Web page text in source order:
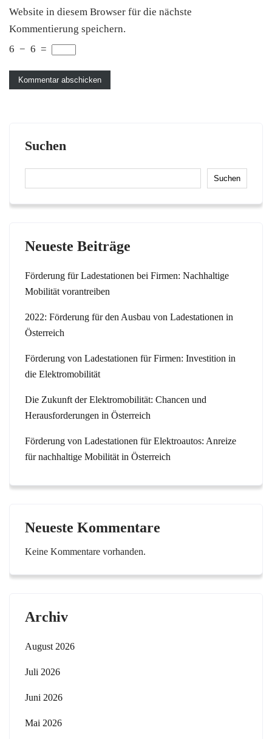
Website in diesem Browser für die nächste
Kommentierung speichern.
6 − 6 =
Suchen
Suchen
Neueste Beiträge
Förderung für Ladestationen bei Firmen: Nachhaltige
Mobilität vorantreiben
2022: Förderung für den Ausbau von Ladestationen in
Österreich
Förderung von Ladestationen für Firmen: Investition in
die Elektromobilität
Die Zukunft der Elektromobilität: Chancen und
Herausforderungen in Österreich
Förderung von Ladestationen für Elektroautos: Anreize
für nachhaltige Mobilität in Österreich
Neueste Kommentare
Keine Kommentare vorhanden.
Archiv
August 2026
Juli 2026
Juni 2026
Mai 2026